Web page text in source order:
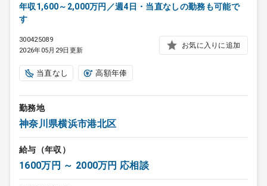
年収1,600～2,000万円／週4日・当直なしの勤務も可能で
す
300425089
2026年05月29日更新
お気に入りに追加
当直なし 高額年俸
勤務地
神奈川県横浜市港北区
給与（年収）
1600万円 ～ 2000万円 応相談